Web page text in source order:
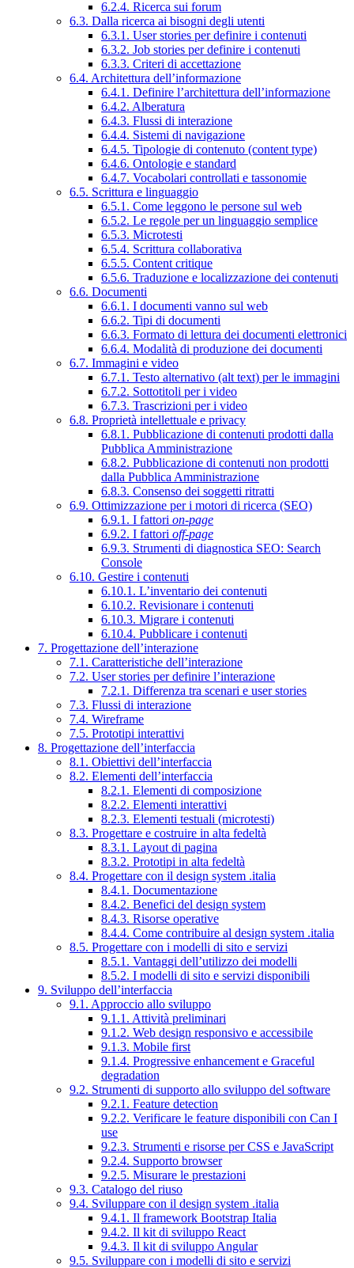
6.2.4. Ricerca sui forum
6.3. Dalla ricerca ai bisogni degli utenti
6.3.1. User stories per definire i contenuti
6.3.2. Job stories per definire i contenuti
6.3.3. Criteri di accettazione
6.4. Architettura dell’informazione
6.4.1. Definire l’architettura dell’informazione
6.4.2. Alberatura
6.4.3. Flussi di interazione
6.4.4. Sistemi di navigazione
6.4.5. Tipologie di contenuto (content type)
6.4.6. Ontologie e standard
6.4.7. Vocabolari controllati e tassonomie
6.5. Scrittura e linguaggio
6.5.1. Come leggono le persone sul web
6.5.2. Le regole per un linguaggio semplice
6.5.3. Microtesti
6.5.4. Scrittura collaborativa
6.5.5. Content critique
6.5.6. Traduzione e localizzazione dei contenuti
6.6. Documenti
6.6.1. I documenti vanno sul web
6.6.2. Tipi di documenti
6.6.3. Formato di lettura dei documenti elettronici
6.6.4. Modalità di produzione dei documenti
6.7. Immagini e video
6.7.1. Testo alternativo (alt text) per le immagini
6.7.2. Sottotitoli per i video
6.7.3. Trascrizioni per i video
6.8. Proprietà intellettuale e privacy
6.8.1. Pubblicazione di contenuti prodotti dalla
Pubblica Amministrazione
6.8.2. Pubblicazione di contenuti non prodotti
dalla Pubblica Amministrazione
6.8.3. Consenso dei soggetti ritratti
6.9. Ottimizzazione per i motori di ricerca (SEO)
6.9.1. I fattori on-page
6.9.2. I fattori off-page
6.9.3. Strumenti di diagnostica SEO: Search
Console
6.10. Gestire i contenuti
6.10.1. L’inventario dei contenuti
6.10.2. Revisionare i contenuti
6.10.3. Migrare i contenuti
6.10.4. Pubblicare i contenuti
7. Progettazione dell’interazione
7.1. Caratteristiche dell’interazione
7.2. User stories per definire l’interazione
7.2.1. Differenza tra scenari e user stories
7.3. Flussi di interazione
7.4. Wireframe
7.5. Prototipi interattivi
8. Progettazione dell’interfaccia
8.1. Obiettivi dell’interfaccia
8.2. Elementi dell’interfaccia
8.2.1. Elementi di composizione
8.2.2. Elementi interattivi
8.2.3. Elementi testuali (microtesti)
8.3. Progettare e costruire in alta fedeltà
8.3.1. Layout di pagina
8.3.2. Prototipi in alta fedeltà
8.4. Progettare con il design system .italia
8.4.1. Documentazione
8.4.2. Benefici del design system
8.4.3. Risorse operative
8.4.4. Come contribuire al design system .italia
8.5. Progettare con i modelli di sito e servizi
8.5.1. Vantaggi dell’utilizzo dei modelli
8.5.2. I modelli di sito e servizi disponibili
9. Sviluppo dell’interfaccia
9.1. Approccio allo sviluppo
9.1.1. Attività preliminari
9.1.2. Web design responsivo e accessibile
9.1.3. Mobile first
9.1.4. Progressive enhancement e Graceful
degradation
9.2. Strumenti di supporto allo sviluppo del software
9.2.1. Feature detection
9.2.2. Verificare le feature disponibili con Can I
use
9.2.3. Strumenti e risorse per CSS e JavaScript
9.2.4. Supporto browser
9.2.5. Misurare le prestazioni
9.3. Catalogo del riuso
9.4. Sviluppare con il design system .italia
9.4.1. Il framework Bootstrap Italia
9.4.2. Il kit di sviluppo React
9.4.3. Il kit di sviluppo Angular
9.5. Sviluppare con i modelli di sito e servizi